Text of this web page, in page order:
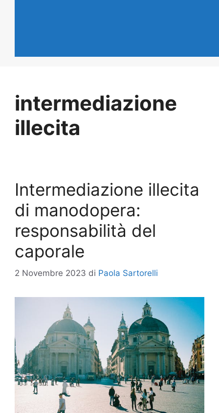
intermediazione
illecita
Intermediazione illecita
di manodopera:
responsabilità del
caporale
2 Novembre 2023 di Paola Sartorelli